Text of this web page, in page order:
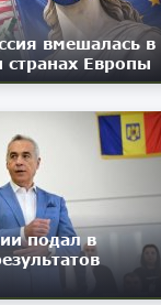
вмешалась в
Европы
подал в